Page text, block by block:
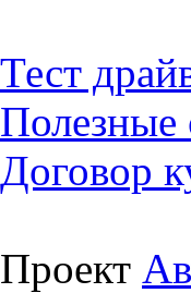
Тест
Полезные
Договор
Проект